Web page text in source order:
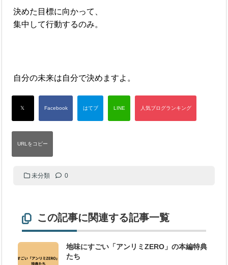
決めた目標に向かって、
集中して行動するのみ。
自分の未来は自分で決めますよ。
未分類 0
この記事に関連する記事一覧
地味にすごい「アンリミZERO」の本編特典
たち